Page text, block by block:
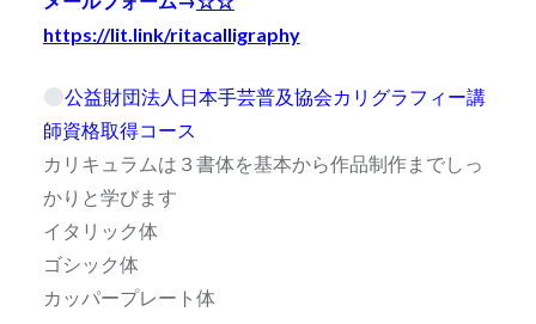
https://lit.link/ritacalligraphy
公益財団法人日本手芸普及協会カリグラフィー講
師資格取得コース
カリキュラムは３書体を基本から作品制作までしっ
かりと学びます
イタリック体
ゴシック体
カッパープレート体